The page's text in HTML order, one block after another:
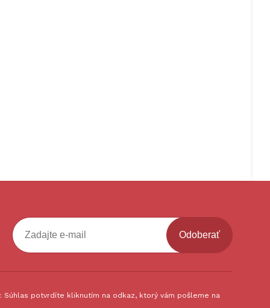
Odoberať
potvrdíte kliknutím na odkaz, ktorý vám pošleme na